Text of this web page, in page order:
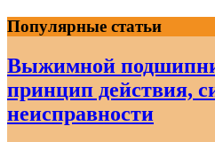
Skip
to
content
Популярные статьи
Выжимной
принцип действия,
неисправности